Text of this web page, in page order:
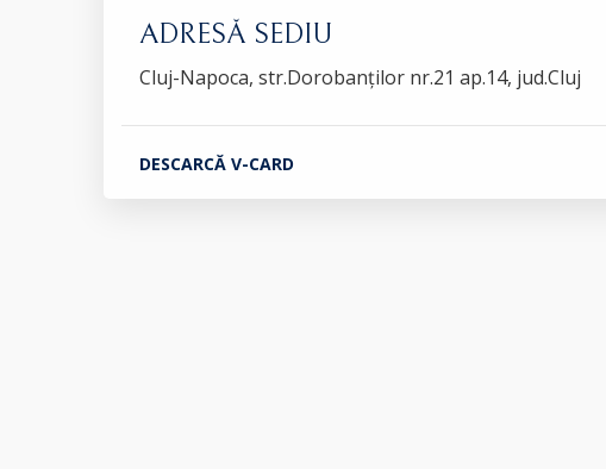
ADRESĂ SEDIU
Cluj-Napoca, str.Dorobanților nr.21 ap.14, jud.Cluj
DESCARCĂ V-CARD